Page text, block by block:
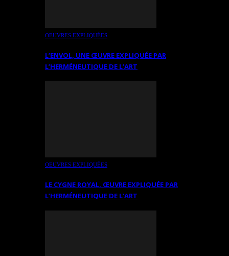
OEUVRES EXPLIQUÉES
L’ENVOL, UNE ŒUVRE EXPLIQUÉE PAR
L’HERMÉNEUTIQUE DE L’ART
OEUVRES EXPLIQUÉES
LE CYGNE ROYAL. ŒUVRE EXPLIQUÉE PAR
L’HERMÉNEUTIQUE DE L’ART